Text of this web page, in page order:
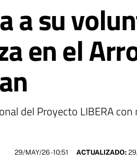
a su
en el
del Proyecto LIBERA
29/MAY/26- 10:51 ACTUALIZADO: